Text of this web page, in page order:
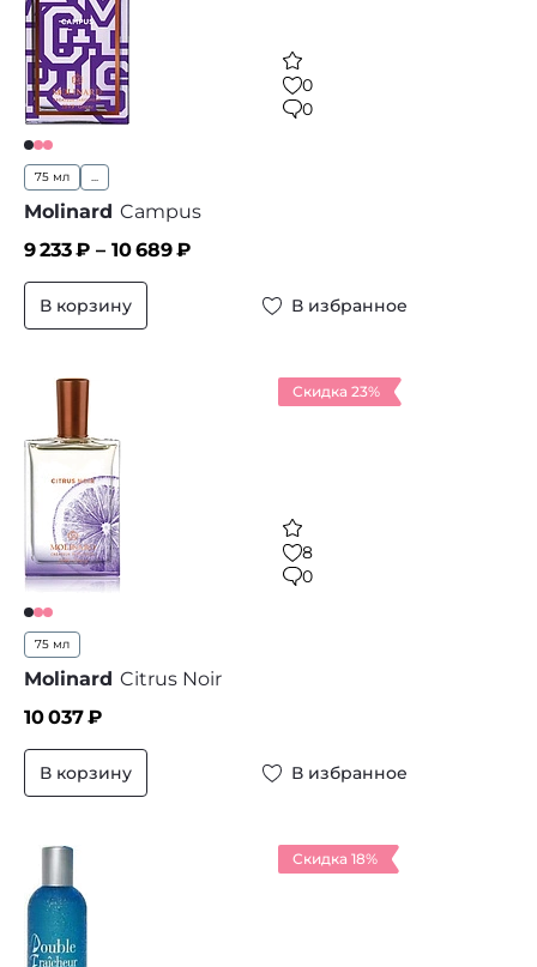
0
0
75 мл ...
Molinard Campus
9 233₽ – 10 689₽
В корзину В избранное
Скидка 23%
8
0
75 мл
Molinard Citrus Noir
10 037₽
В корзину В избранное
Скидка 18%